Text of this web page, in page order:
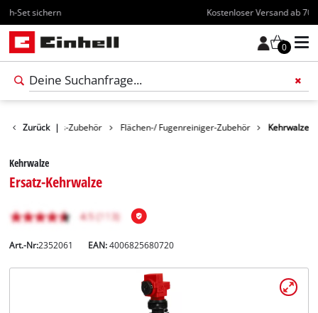
Kostenloser Versand ab 70€
0
Zurück |
Reinigungs-Zubehör Flächen-/ Fugenreiniger-Zubehör Kehrwalze
Kehrwalze
Ersatz-Kehrwalze
Art.-Nr:2352061 EAN:4006825680720